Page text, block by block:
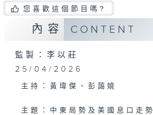
您喜歡這個節目嗎?
內容 CONTENT
監製：李以莊
25/04/2026
主持：黃瑋傑、彭藹嬈
主題：中東局勢及美國息口走勢